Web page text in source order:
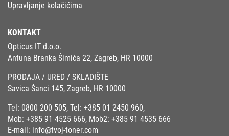
Upravljanje kolačićima
KONTAKT
Opticus IT d.o.o.
Antuna Branka Šimića 22, Zagreb, HR 10000
PRODAJA / URED / SKLADIŠTE
Savica Šanci 145, Zagreb, HR 10000
Tel: 0800 200 505, Tel: +385 01 2450 960,
Mob: +385 91 4525 666, Mob2: +385 91 4535 666
E-mail: info@tvoj-toner.com